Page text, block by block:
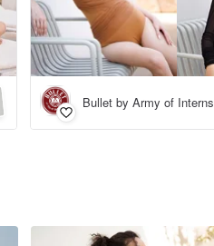
Bullet by Army of Interns